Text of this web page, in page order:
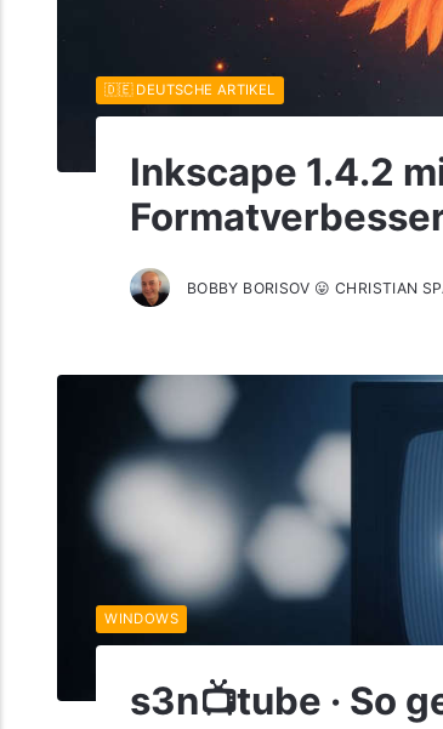
Inkscape 1.4.2
BOBBY BORISOV 😛 CHRISTIAN
🇩🇪 DEUTSCHE ARTIKEL
s3n📺tube · So
WINDOWS